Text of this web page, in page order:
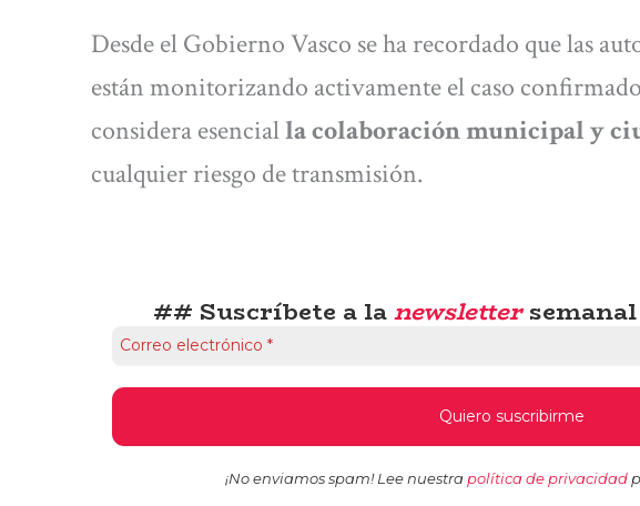
Desde el Gobierno Vasco se ha recordado que las
están monitorizando activamente el caso
considera esencialla colaboración municipal y
cualquier riesgo de transmisión.
## Suscríbete a lanewslettersemanal
¡No enviamos spam! Lee nuestra política de privacidad